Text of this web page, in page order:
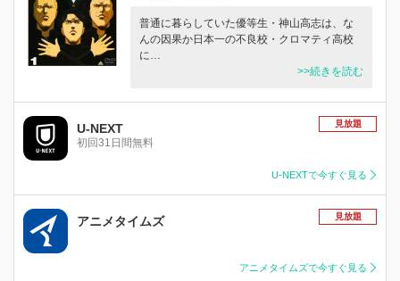
普通に暮らしていた優等生・神山高志は、な
んの因果か日本一の不良校・クロマティ高校
に…
>>続きを読む
U-NEXT
初回31日間無料
見放題
U-NEXTで今すぐ見る
アニメタイムズ 見放題
アニメタイムズで今すぐ見る